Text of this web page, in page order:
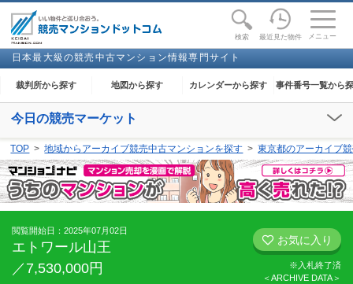
検索 最近見た物件 メニュー
日本最大級の競売中古マンション情報専門サイト
裁判所から探す 地図から探す カレンダーから探す 事件番号一覧から
toggle
今日の競売マーケット
閲覧開始：下妻、足利、大田原、奈良、和歌山、金沢、能代、高知
TOP 地域からアーカイブ競売中古マンションを探す 東京都のアーカイブ
閲覧開始日：2025年07月02日
エトワール山王
／7,530,000円
お気に入り
※入札終了済
＜ARCHIVE DATA＞